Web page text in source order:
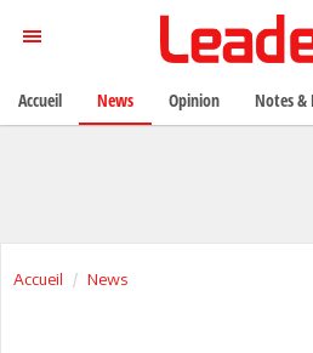
Accueil News
Accueil News Opinion Notes &